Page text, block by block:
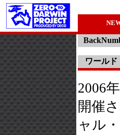
ワールド
2006
開催
ャル